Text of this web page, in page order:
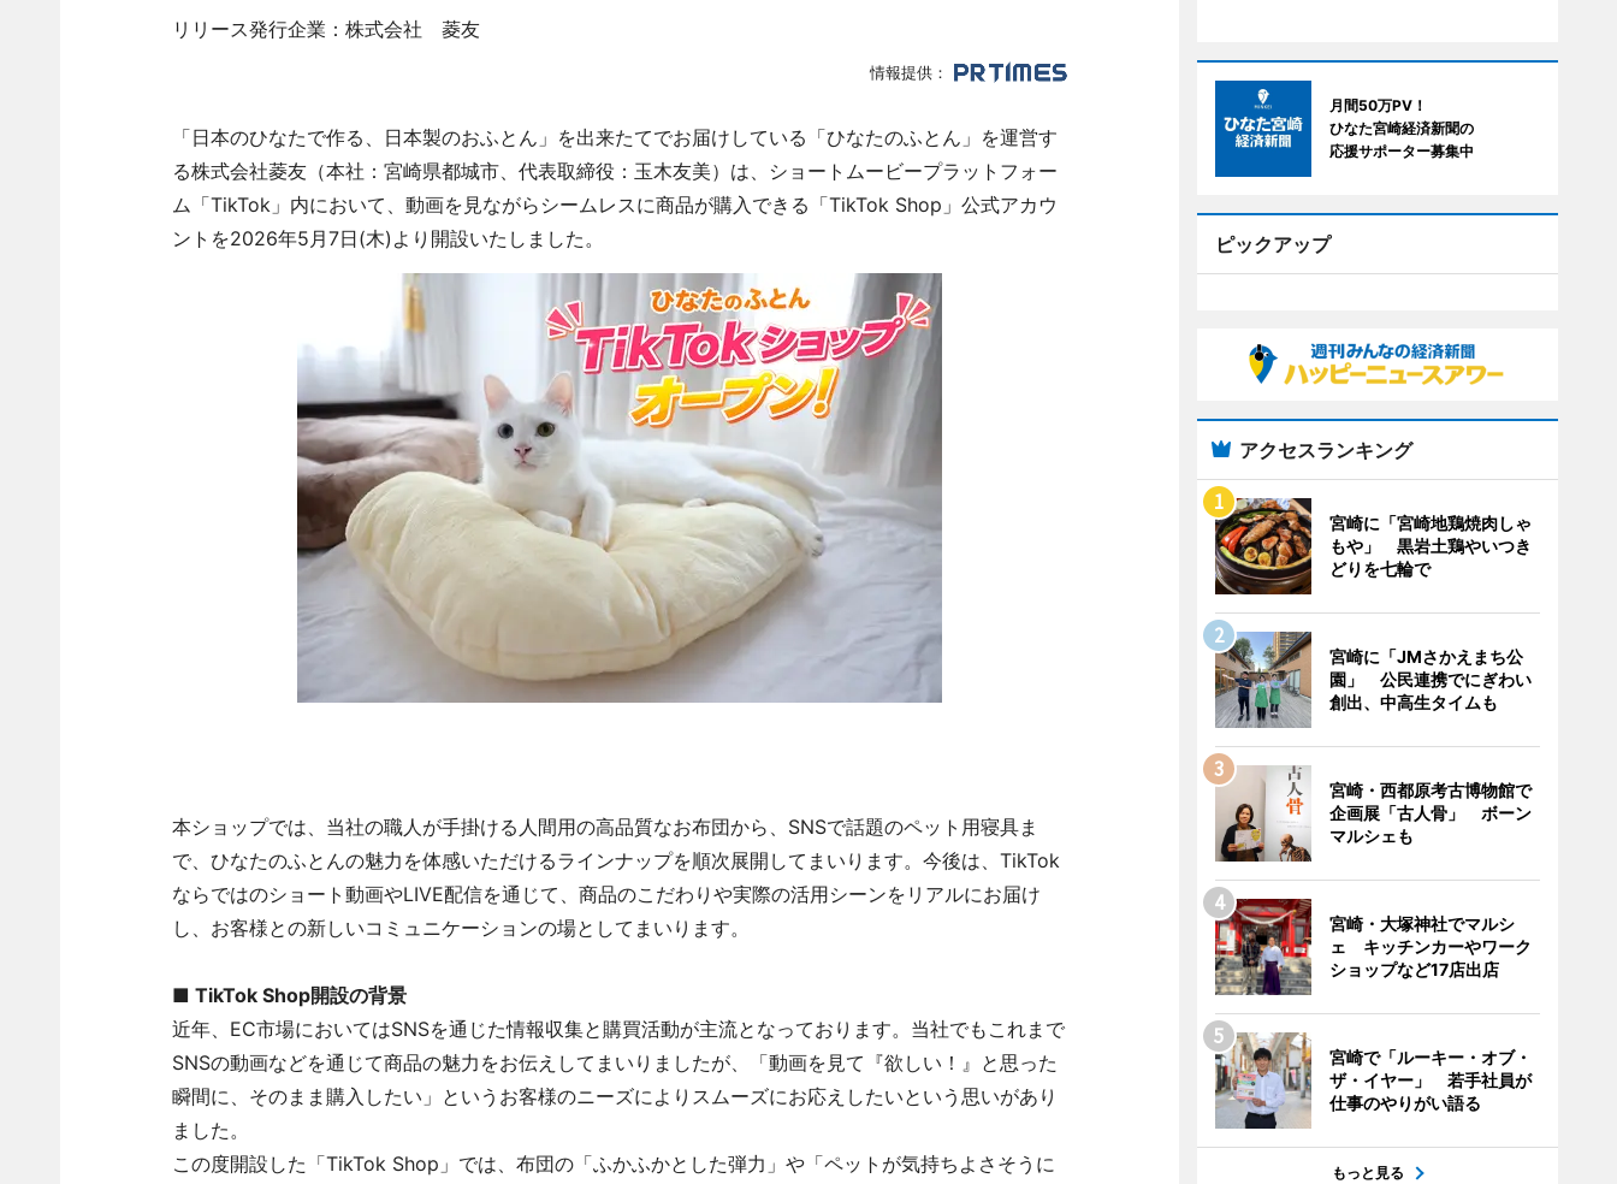
リリース発行企業：株式会社 菱友
情報提供：
「日本のひなたで作る、日本製のおふとん」を出来たてでお届けしている「ひなたのふとん」を運営す
る株式会社菱友（本社：宮崎県都城市、代表取締役：玉木友美）は、ショートムービープラットフォー
ム「TikTok」内において、動画を見ながらシームレスに商品が購入できる「TikTok Shop」公式アカウ
ントを2026年5月7日(木)より開設いたしました。
本ショップでは、当社の職人が手掛ける人間用の高品質なお布団から、SNSで話題のペット用寝具ま
で、ひなたのふとんの魅力を体感いただけるラインナップを順次展開してまいります。今後は、TikTok
ならではのショート動画やLIVE配信を通じて、商品のこだわりや実際の活用シーンをリアルにお届け
し、お客様との新しいコミュニケーションの場としてまいります。
■ TikTok Shop開設の背景
近年、EC市場においてはSNSを通じた情報収集と購買活動が主流となっております。当社でもこれまで
SNSの動画などを通じて商品の魅力をお伝えしてまいりましたが、「動画を見て『欲しい！』と思った
瞬間に、そのまま購入したい」というお客様のニーズによりスムーズにお応えしたいという思いがあり
ました。
この度開設した「TikTok Shop」では、布団の「ふかふかとした弾力」や「ペットが気持ちよさそうに
月間50万PV！
ひなた宮崎経済新聞の
応援サポーター募集中
ピックアップ
アクセスランキング
宮崎に「宮崎地鶏焼肉しゃ
もや」 黒岩土鶏やいつき
どりを七輪で
宮崎に「JMさかえまち公
園」 公民連携でにぎわい
創出、中高生タイムも
宮崎・西都原考古博物館で
企画展「古人骨」 ボーン
マルシェも
宮崎・大塚神社でマルシ
ェ キッチンカーやワーク
ショップなど17店出店
宮崎で「ルーキー・オブ・
ザ・イヤー」 若手社員が
仕事のやりがい語る
もっと見る